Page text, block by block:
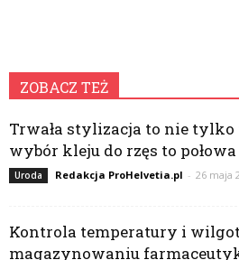
ZOBACZ TEŻ
Trwała stylizacja to nie tylko
wybór kleju do rzęs to
Uroda Redakcja ProHelvetia.pl - 26 maja
Kontrola temperatury i
magazynowaniu